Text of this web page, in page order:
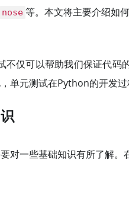
nose 等。本文将主要介绍如
仅可以帮助我们保证代码
单元测试在Python的开发过
对一些基础知识有所了解。